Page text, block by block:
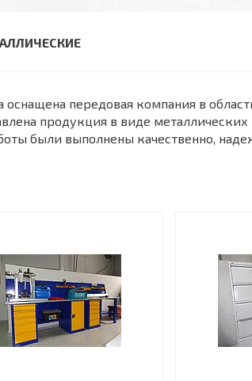
передовая компания в
продукция в виде металлических
были выполнены качественно,